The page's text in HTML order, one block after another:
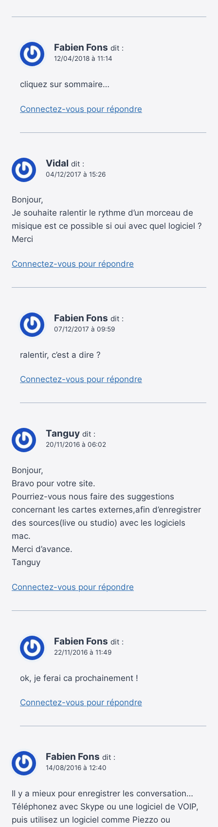
Fabien Fons dit :
12/04/2018 à 11:14
cliquez sur sommaire…
Connectez-vous pour répondre
Vidal dit :
04/12/2017 à 15:26
Bonjour,
Je souhaite ralentir le rythme d’un morceau de
misique est ce possible si oui avec quel logiciel ?
Merci
Connectez-vous pour répondre
Fabien Fons dit :
07/12/2017 à 09:59
ralentir, c’est a dire ?
Connectez-vous pour répondre
Tanguy dit :
20/11/2016 à 06:02
Bonjour,
Bravo pour votre site.
Pourriez-vous nous faire des suggestions
concernant les cartes externes,afin d’enregistrer
des sources(live ou studio) avec les logiciels
mac.
Merci d’avance.
Tanguy
Connectez-vous pour répondre
Fabien Fons dit :
22/11/2016 à 11:49
ok, je ferai ca prochainement !
Connectez-vous pour répondre
Fabien Fons dit :
14/08/2016 à 12:40
Il y a mieux pour enregistrer les conversation…
Téléphonez avec Skype ou une logiciel de VOIP,
puis utilisez un logiciel comme Piezzo ou